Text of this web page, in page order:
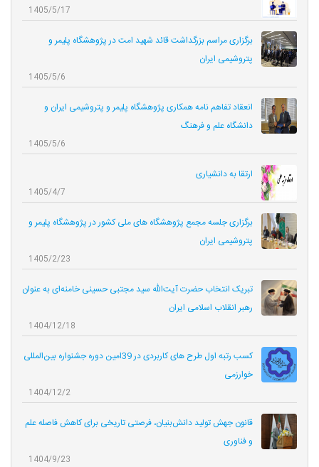
1405/5/17
برگزاری مراسم بزرگداشت قائد شهید امت در پژوهشگاه پلیمر و
پتروشیمی ایران
1405/5/6
انعقاد تفاهم نامه همکاری‌ پژوهشگاه پلیمر و پتروشیمی ایران و
دانشگاه علم و فرهنگ
1405/5/6
ارتقا به دانشیاری
1405/4/7
برگزاری جلسه مجمع پژوهشگاه های ملی کشور در پژوهشگاه پلیمر و
پتروشیمی ایران
1405/2/23
تبریک انتخاب حضرت آیت‌الله سید مجتبی حسینی خامنه‌ای به عنوان
رهبر انقلاب اسلامی ایران
1404/12/18
کسب رتبه اول طرح های کاربردی در 39امین دوره جشنواره بین‌المللی
خوارزمی
1404/12/2
قانون جهش تولید دانش‌بنیان، فرصتی تاریخی برای کاهش فاصله علم
و فناوری
1404/9/23